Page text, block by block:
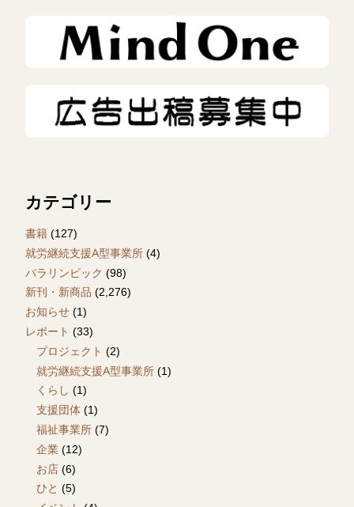
カテゴリー
書籍 (127)
就労継続支援A型事業所 (4)
パラリンピック (98)
新刊・新商品 (2,276)
お知らせ (1)
レポート (33)
プロジェクト (2)
就労継続支援A型事業所 (1)
くらし (1)
支援団体 (1)
福祉事業所 (7)
企業 (12)
お店 (6)
ひと (5)